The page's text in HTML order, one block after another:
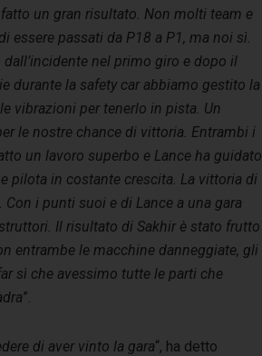
un gran risultato. Non molti team e
essere passati da P18 a P1, ma noi sì.
nel primo giro e dopo il
durante la safety car abbiamo gestito la
vibrazioni per tenerlo in pista. Un
le nostre chance di vittoria. Entrambi i
un lavoro superbo e Lance ha guidato
pilota in costante crescita. La vittoria di
i punti suoi e di Lance a una gara
Il risultato di Sakhir è stato frutto
entrambe le macchine danneggiate, gli
sì che avessimo tutte le parti che
”.
di aver vinto la gara“, ha detto